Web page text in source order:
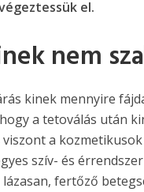
el.
nem
kinek mennyire
a tetoválás után
viszont a
szív- és
fertőző